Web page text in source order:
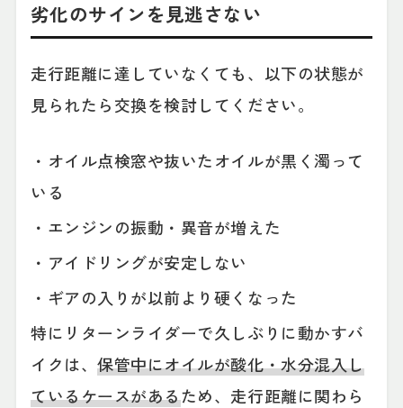
劣化のサインを見逃さない
走行距離に達していなくても、以下の状態が
見られたら交換を検討してください。
・オイル点検窓や抜いたオイルが黒く濁って
いる
・エンジンの振動・異音が増えた
・アイドリングが安定しない
・ギアの入りが以前より硬くなった
特にリターンライダーで久しぶりに動かすバ
イクは、保管中にオイルが酸化・水分混入し
ているケースがあるため、走行距離に関わら